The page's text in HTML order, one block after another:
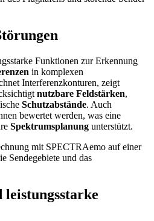
Funktionen zur Erkennung
in komplexen
Interferenzkonturen, zeigt
nutzbare Feldstärken,
Schutzabstände. Auch
bewertet werden, was eine
Spektrumsplanung unterstützt.